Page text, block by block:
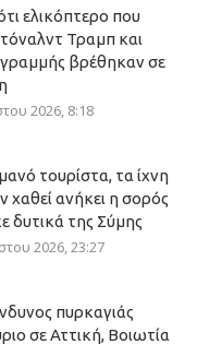
ελικόπτερο που
Τραμπ και
βρέθηκαν σε
2026, 8:18
τουρίστα, τα ίχνη
χαθεί ανήκει η σορός
δυτικά της Σύμης
2026, 23:27
πυρκαγιάς
σε Αττική, Βοιωτία